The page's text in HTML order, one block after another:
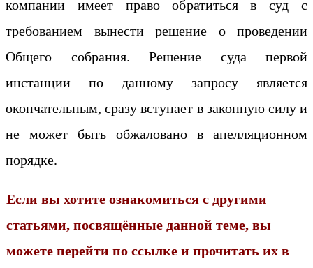
компании имеет право обратиться в суд с
требованием вынести решение о проведении
Общего собрания. Решение суда первой
инстанции по данному запросу является
окончательным, сразу вступает в законную силу и
не может быть обжаловано в апелляционном
порядке.
Если вы хотите ознакомиться с другими
статьями, посвящённые данной теме, вы
можете перейти по ссылке и прочитать их в